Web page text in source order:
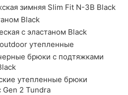
зимняя Slim Fit N-3B Black
Black
с эластаном Black
утепленные
брюки с подтяжками
утепленные брюки
2 Tundra